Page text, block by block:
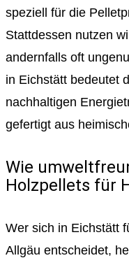
speziell für die
Stattdessen nutzen
andernfalls oft
in Eichstätt bedeutet
nachhaltigen
gefertigt aus
Wie
Holzpellets für
Wer sich in Eichstätt
Allgäu entscheidet,